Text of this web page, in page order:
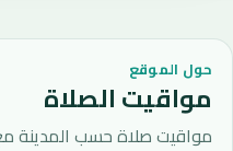
حول الموقع
مواقيت الصلاة
مواقيت صلاة حسب المدينة مع